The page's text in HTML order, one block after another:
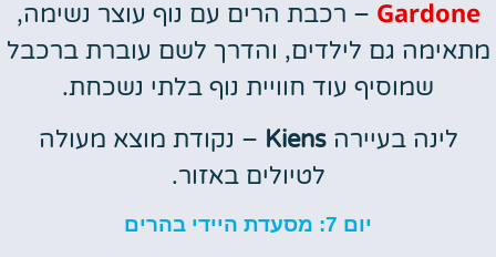
Gardone – רכבת הרים עם נוף עוצר נשימה,
מתאימה גם לילדים, והדרך לשם עוברת ברכבל
שמוסיף עוד חוויית נוף בלתי נשכחת.
לינה בעיירהKiens – נקודת מוצא מעולה
לטיולים באזור.
יום 7: מסעדת היידי בהרים